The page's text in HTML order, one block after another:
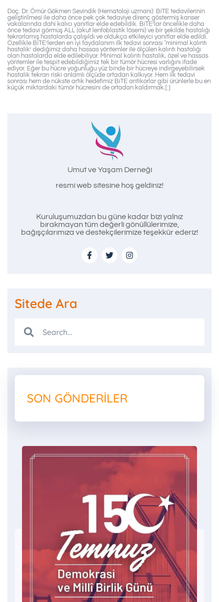
Doç. Dr. Ömür Gökmen Sevindik (Hematoloji uzmanı): BiTE tedavilerinin
geliştirilmesi ile daha önce pek çok tedaviye direnç göstermiş kanser
vakalarında dahi kalıcı yanıtlar elde edebildik. BiTE’lar öncelikle daha
önce tedavi görmüş ALL (akut lenfoblastik lösemi) ve bir şekilde hastalığı
tekrarlamış hastalarda çalışıldı ve oldukça etkileyici yanıtlar elde edildi.
Özellikle BiTE’lerden en iyi faydalanım ilk tedavi sonrası ‘minimal kalıntı
hastalık’ dediğimiz daha hassas yöntemler ile ölçülen kalıntı hastalığı
olan hastalarda elde edilebiliyor. Minimal kalıntı hastalık, özel ve hassas
yöntemler ile tespit edebildiğimiz tek bir tümör hücresi varlığını ifade
ediyor. Eğer bu hücre yoğunluğu yüz binde bir hücreye indirgeyebilirsek
hastalık tekrarı riski anlamlı ölçüde ortadan kalkıyor. Hem ilk tedavi
sonrası hem de nükste artık hedefimiz BiTE antikorlar gibi ürünlerle bu en
küçük miktardaki tümör hücresini de ortadan kaldırmak.[:]
Umut ve Yaşam Derneği
resmi web sitesine hoş geldiniz!
Kuruluşumuzdan bu güne kadar bizi yalnız
bırakmayan tüm değerli gönüllülerimize,
bağışçılarımıza ve destekçilerimize teşekkür ederiz!
Sitede Ara
SON GÖNDERILER